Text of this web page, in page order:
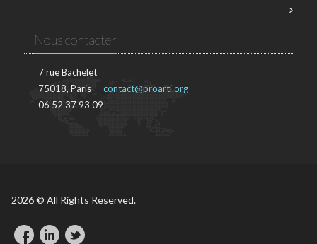
Nous contacter
7 rue Bachelet
75018, Paris
06 52 37 93 09
contact@proarti.org
2026 © All Rights Reserved.